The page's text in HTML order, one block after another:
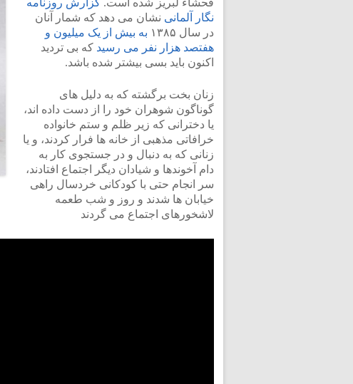
فحشاء لبریز شده است. گزارش روزنامه
نگار آلمانی نشان می دهد که شمار آنان
در سال ۱۳۸۵
به بیش از یک میلیون و
هفتصد هزار نفر می رسید که بی تردید
اکنون باید بسی بیشتر شده باشد.
زنان بخت برگشته که به دلیل های
گوناگون شوهران خود را از دست داده اند،
یا دخترانی که زیر ظلم و ستم خانواده
خرافاتی مذهبی از خانه ها فرار کردند، و یا
زنانی که به دنبال و در جستجوی کار به
دام آخوندها و شیادان دیگر اجتماع افتادند،
سر انجام حتی با کودکانی خردسال راهی
خیابان ها شدند و روز و شب طعمه
لاشخورهای اجتماع می گردند